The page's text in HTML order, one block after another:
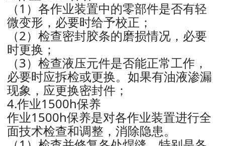
（1）各作业装置中的零部件是否有轻
微变形，必要时给予校正；
（2）检查密封胶条的磨损情况，必要
时更换；
（3）检查液压元件是否能正常工作，
必要时应拆检或更换。如果有油液渗漏
现象，应更换密封件；
4.作业1500h保养
作业1500h保养是对各作业装置进行全
面技术检查和调整，消除隐患。